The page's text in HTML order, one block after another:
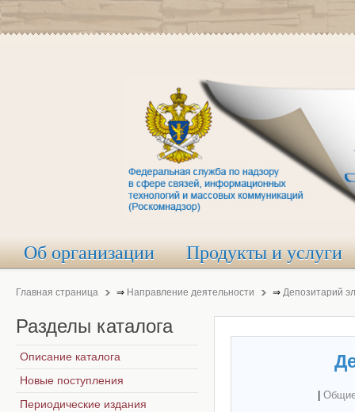
Об организации Продукты и услуги
Главная страница ⇒ Направление деятельности ⇒ Депозитарий
Разделы каталога
Описание каталога
Новые поступления
Периодические издания